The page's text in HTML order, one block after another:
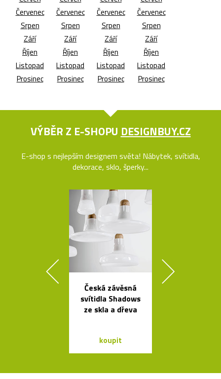
Červenec
Srpen
Září
Říjen
Listopad
Prosinec
Červenec
Srpen
Září
Říjen
Listopad
Prosinec
Červenec
Srpen
Září
Říjen
Listopad
Prosinec
Červenec
Srpen
Září
Říjen
Listopad
Prosinec
VÝBĚR Z E-SHOPU DESIGNBUY.CZ
E-shop s nejlepším designem světa! Nábytek, svítidla,
dekorace, sklo, šperky...
Česká závěsná
svítidla Shadows
ze skla a dřeva
koupit